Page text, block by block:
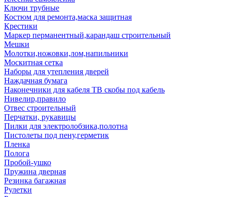
Ключи трубные
Костюм для ремонта,маска защитная
Крестики
Маркер перманентный,карандаш строительный
Мешки
Молотки,ножовки,лом,напильники
Москитная сетка
Наборы для утепления дверей
Наждачная бумага
Наконечники для кабеля ТВ скобы под кабель
Нивелир,правило
Отвес строительный
Перчатки, рукавицы
Пилки для электролобзика,полотна
Пистолеты под пену,герметик
Пленка
Полога
Пробой-ушко
Пружина дверная
Резинка багажная
Рулетки